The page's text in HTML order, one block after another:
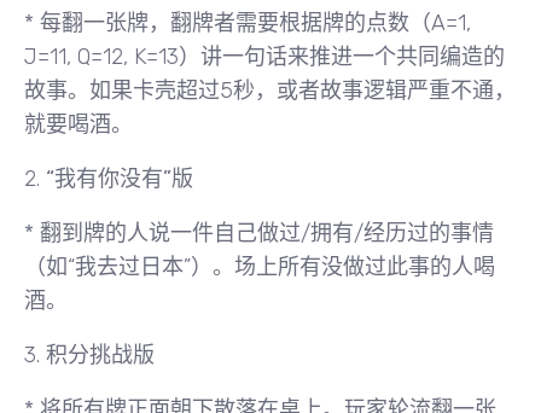
* 每翻一张牌，翻牌者需要根据牌的点数（A=1,
J=11, Q=12, K=13）讲一句话来推进一个共同编造的
故事。如果卡壳超过5秒，或者故事逻辑严重不通，
就要喝酒。
2. “我有你没有”版
* 翻到牌的人说一件自己做过/拥有/经历过的事情
（如“我去过日本”）。场上所有没做过此事的人喝
酒。
3. 积分挑战版